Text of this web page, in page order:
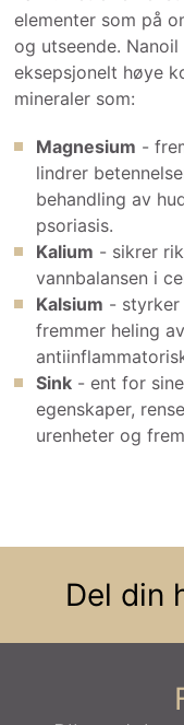
elementer som på
og utseende.
eksepsjonelt høye
mineraler som:
Magnesium -
lindrer
behandling av
psoriasis.
Kalium - sikrer
vannbalansen i
Kalsium - styrker
fremmer heling
Sink - ent for
egenskaper,
urenheter og
Del din